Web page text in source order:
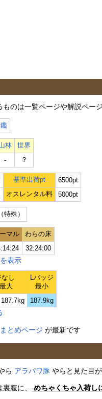
ものは一覧ページや解説ペー
林
世界
‐ ？
基準出荷pt
6500pt
オスレンタル料 5000pt
特殊）
マル
わらの床
32:24:00
表示
し
大
Lバッジ
最小
187.7kg 187.9kg
まとめページ が最新です
ら アラパワ豚 やらと見た目
腹に、 めちゃくちゃ入荷し